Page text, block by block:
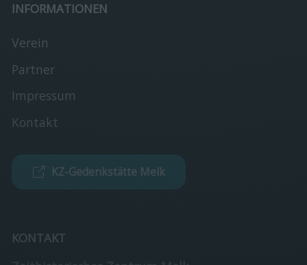
INFORMATIONEN
Verein
Partner
Impressum
Kontakt
KZ-Gedenkstätte Melk
KONTAKT